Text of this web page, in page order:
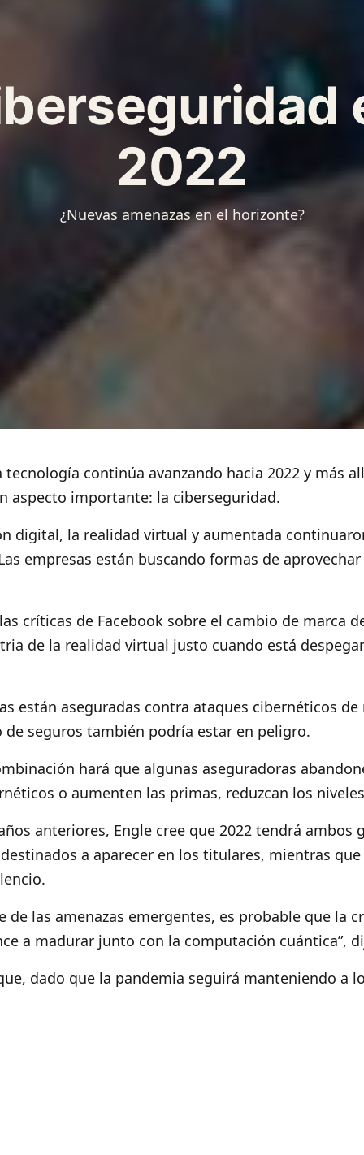
2022
¿Nuevas amenazas en el horizonte?
continúa avanzando hacia 2022 y más
aspecto importante: la ciberseguridad.
digital, la realidad virtual y aumentada
empresas están buscando formas de
críticas de Facebook sobre el cambio de marca
de la realidad virtual justo cuando está
están aseguradas contra ataques cibernéticos
de seguros también podría estar en peligro.
hará que algunas aseguradoras
o aumenten las primas, reduzcan los
anteriores, Engle cree que 2022 tendrá ambos
a aparecer en los titulares, mientras
de las amenazas emergentes, es probable que la
a madurar junto con la computación cuántica”,
dado que la pandemia seguirá manteniendo a